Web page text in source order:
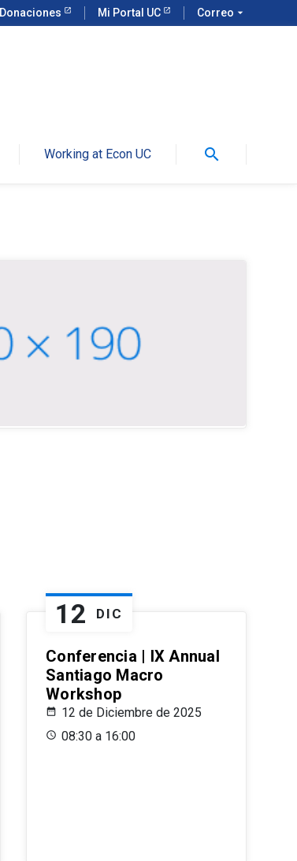
Donaciones Mi Portal UC Correo arrow_drop_down
Working at Econ UC search
12 DIC
Conferencia | IX Annual
Santiago Macro
Workshop
12 de Diciembre de 2025
08:30 a 16:00